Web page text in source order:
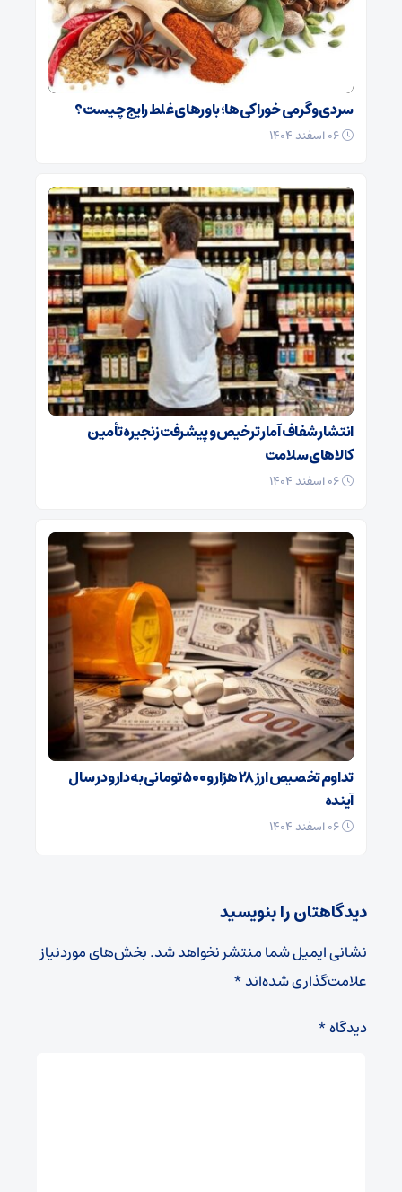
سردی و گرمی خوراکی‌ها؛ باورهای غلط رایج چیست؟
انتشار شفاف آمار ترخیص و پیشرفت زنجیره تأمین
کالاهای سلامت
تداوم تخصیص ارز ۲۸ هزار و ۵۰۰ تومانی به دارو در سال
آینده
دیدگاهتان را بنویسید
نشانی ایمیل شما منتشر نخواهد شد.بخش‌های موردنیاز
علامت‌گذاری شده‌اند*
دیدگاه*